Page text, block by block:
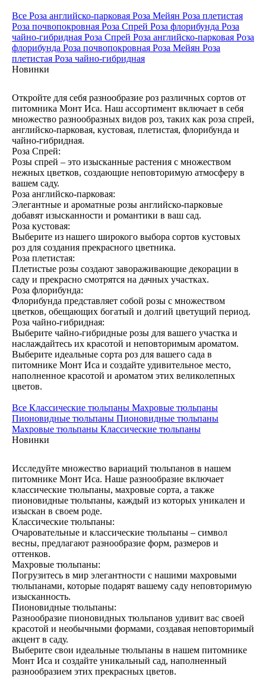
Все Роза английско-парковая Роза Мейян Роза плетистая
Роза почвопокровная Роза Спрей Роза флорибунда Роза
чайно-гибридная Роза Спрей Роза английско-парковая Роза
флорибунда Роза почвопокровная Роза Мейян Роза
плетистая Роза чайно-гибридная
Новинки
Откройте для себя разнообразие роз различных сортов от
питомника Монт Иса. Наш ассортимент включает в себя
множество разнообразных видов роз, таких как роза спрей,
английско-парковая, кустовая, плетистая, флорибунда и
чайно-гибридная.
Роза Спрей:
Розы спрей – это изысканные растения с множеством
нежных цветков, создающие неповторимую атмосферу в
вашем саду.
Роза английско-парковая:
Элегантные и ароматные розы английско-парковые
добавят изысканности и романтики в ваш сад.
Роза кустовая:
Выберите из нашего широкого выбора сортов кустовых
роз для создания прекрасного цветника.
Роза плетистая:
Плетистые розы создают завораживающие декорации в
саду и прекрасно смотрятся на дачных участках.
Роза флорибунда:
Флорибунда представляет собой розы с множеством
цветков, обещающих богатый и долгий цветущий период.
Роза чайно-гибридная:
Выберите чайно-гибридные розы для вашего участка и
наслаждайтесь их красотой и неповторимым ароматом.
Выберите идеальные сорта роз для вашего сада в
питомнике Монт Иса и создайте удивительное место,
наполненное красотой и ароматом этих великолепных
цветов.
Все Классические тюльпаны Махровые тюльпаны
Пионовидные тюльпаны Пионовидные тюльпаны
Махровые тюльпаны Классические тюльпаны
Новинки
Исследуйте множество вариаций тюльпанов в нашем
питомнике Монт Иса. Наше разнообразие включает
классические тюльпаны, махровые сорта, а также
пионовидные тюльпаны, каждый из которых уникален и
изыскан в своем роде.
Классические тюльпаны:
Очаровательные и классические тюльпаны – символ
весны, предлагают разнообразие форм, размеров и
оттенков.
Махровые тюльпаны:
Погрузитесь в мир элегантности с нашими махровыми
тюльпанами, которые подарят вашему саду неповторимую
изысканность.
Пионовидные тюльпаны:
Разнообразие пионовидных тюльпанов удивит вас своей
красотой и необычными формами, создавая неповторимый
акцент в саду.
Выберите свои идеальные тюльпаны в нашем питомнике
Монт Иса и создайте уникальный сад, наполненный
разнообразием этих прекрасных цветов.